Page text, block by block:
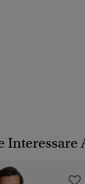
Interessare